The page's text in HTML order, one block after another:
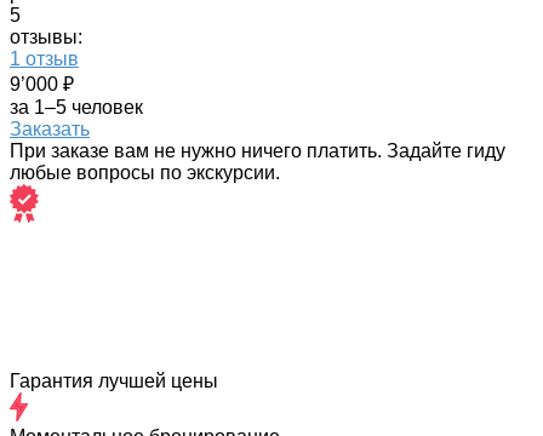
5
отзывы:
1 отзыв
9’000 ₽
за 1–5 человек
Заказать
При заказе вам не нужно ничего платить. Задайте гиду
любые вопросы по экскурсии.
Гарантия лучшей цены